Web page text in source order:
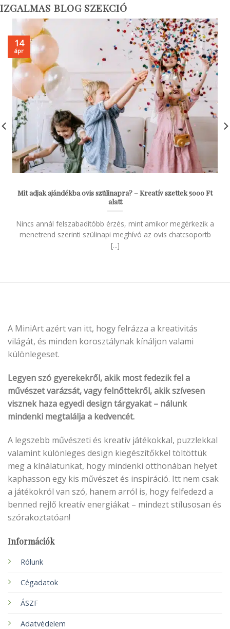
IZGALMAS BLOG SZEKCIÓ
Mit adjak ajándékba ovis szülinapra? – Kreatív szettek 5000 Ft
alatt
Nincs annál felszabadítóbb érzés, mint amikor megérkezik a
menetrend szerinti szülinapi meghívó az ovis chatcsoportb
[...]
14
ápr
A MiniArt azért van itt, hogy felrázza a kreativitás
világát, és minden korosztálynak kínáljon valami
különlegeset.
Legyen szó gyerekekről, akik most fedezik fel a
művészet varázsát, vagy felnőttekről, akik szívesen
visznek haza egyedi design tárgyakat – nálunk
mindenki megtalálja a kedvencét.
A legszebb művészeti és kreatív játékokkal, puzzlekkal
valamint különleges design kiegészítőkkel töltöttük
meg a kínálatunkat, hogy mindenki otthonában helyet
kaphasson egy kis művészet és inspiráció. Itt nem csak
a játékokról van szó, hanem arról is, hogy felfedezd a
benned rejlő kreatív energiákat – mindezt stílusosan és
szórakoztatóan!
Információk
Rólunk
Cégadatok
ÁSZF
Adatvédelem